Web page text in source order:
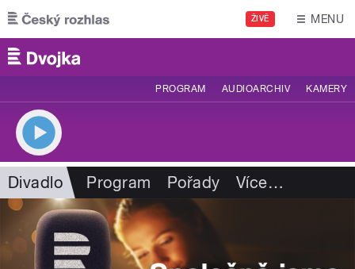
Přejít k hlavnímu obsahu
ŽIVĚ MENU
PROGRAM AUDIOARCHIV KAMERY
Divadlo Program Pořady Více…